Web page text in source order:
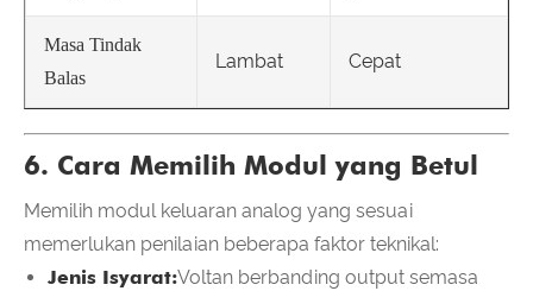
Masa Tindak
Balas
Lambat Cepat
6. Cara Memilih Modul yang Betul
Memilih modul keluaran analog yang sesuai
memerlukan penilaian beberapa faktor teknikal:
Jenis Isyarat:Voltan berbanding output semasa